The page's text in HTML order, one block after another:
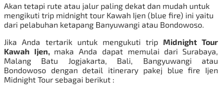
Akan tetapi rute atau jalur paling dekat dan mudah untuk
mengikuti trip midnight tour Kawah Ijen (blue fire) ini yaitu
dari pelabuhan ketapang Banyuwangi atau Bondowoso.
Jika Anda tertarik untuk mengukuti trip Midnight Tour
Kawah Ijen, maka Anda dapat memulai dari Surabaya,
Malang Batu Jogjakarta, Bali, Bangyuwangi atau
Bondowoso dengan detail itinerary pakej blue fire Ijen
Midnight Tour sebagai berikut :